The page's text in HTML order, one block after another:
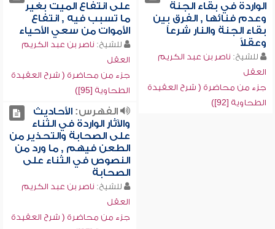
الواردة في بقاء الجنة
وعدم فنائها , الفرق بين
بقاء الجنة والنار شرعاً
وعقلاً
للشيخ: ناصر بن عبد الكريم
العقل
جزء من محاضرة ( شرح العقيدة
الطحاوية [92])
على انتفاع الميت بغير
ما تسبب فيه , انتفاع
الأموات من سعي الأحياء
للشيخ: ناصر بن عبد الكريم
العقل
جزء من محاضرة ( شرح العقيدة
الطحاوية [95])
الفهرس:الأحاديث
والآثار الواردة في الثناء
على الصحابة والتحذير من
الطعن فيهم , ما ورد من
النصوص في الثناء على
الصحابة
للشيخ: ناصر بن عبد الكريم
العقل
جزء من محاضرة ( شرح العقيدة